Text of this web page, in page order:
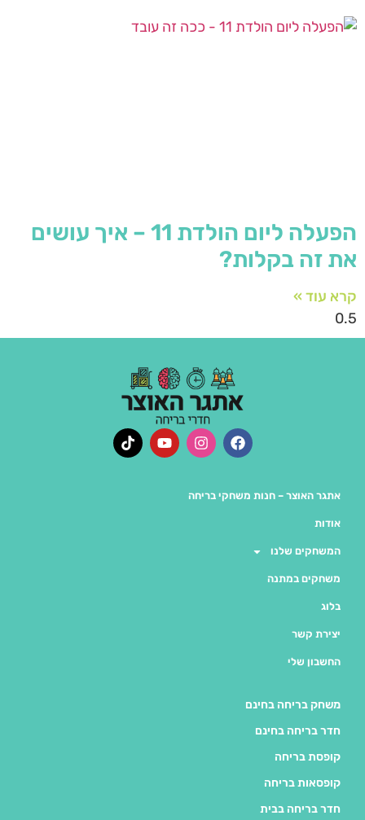
הפעלה ליום הולדת 11 – איך עושים
את זה בקלות?
קרא עוד »
אתגר האוצר – חנות משחקי בריחה
אודות
המשחקים שלנו
משחקים במתנה
בלוג
יצירת קשר
החשבון שלי
משחק בריחה בחינם
חדר בריחה בחינם
קופסת בריחה
קופסאות בריחה
חדר בריחה בבית